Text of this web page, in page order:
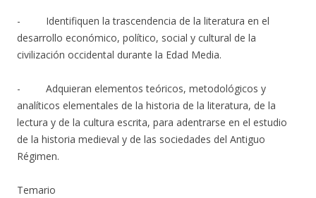
- Identifiquen la trascendencia de la literatura en el
desarrollo económico, político, social y cultural de la
civilización occidental durante la Edad Media.
- Adquieran elementos teóricos, metodológicos y
analíticos elementales de la historia de la literatura, de la
lectura y de la cultura escrita, para adentrarse en el estudio
de la historia medieval y de las sociedades del Antiguo
Régimen.
Temario